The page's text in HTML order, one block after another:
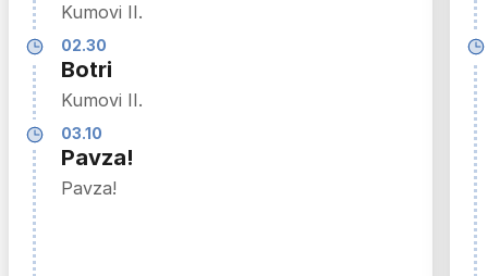
Kumovi II.
02.30
Botri
Kumovi II.
03.10
Pavza!
Pavza!